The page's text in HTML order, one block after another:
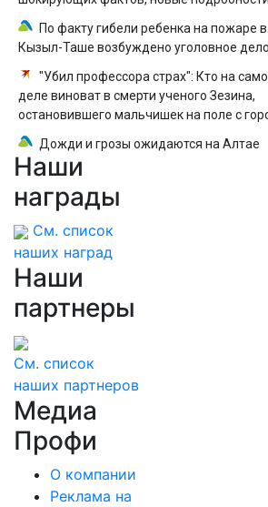
По факту гибели ребенка на пожаре в
Кызыл-Таше возбуждено уголовное дело
"Убил профессора страх": Кто на
деле виноват в смерти ученого Зезина,
остановившего мальчишек на поле с
Дожди и грозы ожидаются на Алтае
Наши
награды
См. список
наших наград
Наши
партнеры
См. список
наших партнеров
Медиа
Профи
О компании
Реклама на